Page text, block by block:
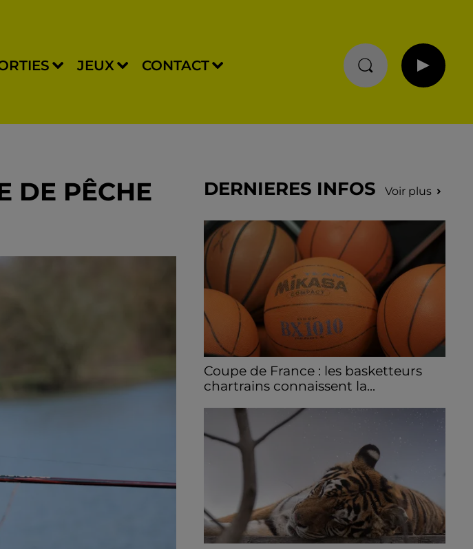
JEUX CONTACT
DE PÊCHE
DERNIERES INFOS Voir plus
Coupe de France : les basketteurs
chartrains connaissent la...
région Centre à l'occasion des 32es de finale
de la Coupe de France.